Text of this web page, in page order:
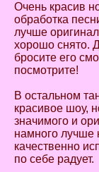
Очень красив
обработка
лучше
хорошо снято.
бросите его
посмотрите!
В остальном
красивое шоу,
значимого и
намного лучше
качественно
по себе радует.